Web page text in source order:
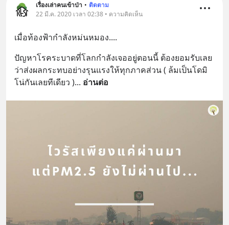
เรื่องเล่าคนเข้าป่า • ติดตาม
22 มี.ค. 2020 เวลา 02:38 • ความคิดเห็น
เมื่อท้องฟ้ากำลังหม่นหมอง....
ปัญหาโรคระบาดที่โลกกำลังเจออยู่ตอนนี้ ต้องยอมรับเลย
ว่าส่งผลกระทบอย่างรุนแรงให้ทุกภาคส่วน ( ล้มเป็นโดมิ
โน่กันเลยทีเดียว )... อ่านต่อ